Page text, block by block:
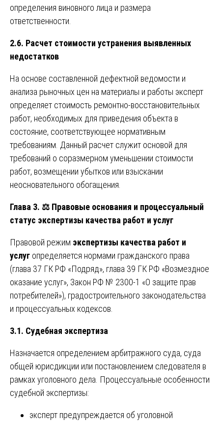
определения виновного лица и размера
ответственности.
2.6. Расчет стоимости устранения выявленных
недостатков
На основе составленной дефектной ведомости и
анализа рыночных цен на материалы и работы эксперт
определяет стоимость ремонтно-восстановительных
работ, необходимых для приведения объекта в
состояние, соответствующее нормативным
требованиям. Данный расчет служит основой для
требований о соразмерном уменьшении стоимости
работ, возмещении убытков или взыскании
неосновательного обогащения.
Глава 3. ⚖️ Правовые основания и процессуальный
статус экспертизы качества работ и услуг
Правовой режим экспертизы качества работ и
услуг определяется нормами гражданского права
(глава 37 ГК РФ «Подряд», глава 39 ГК РФ «Возмездное
оказание услуг», Закон РФ № 2300-1 «О защите прав
потребителей»), градостроительного законодательства
и процессуальных кодексов.
3.1. Судебная экспертиза
Назначается определением арбитражного суда, суда
общей юрисдикции или постановлением следователя в
рамках уголовного дела. Процессуальные особенности
судебной экспертизы:
эксперт предупреждается об уголовной